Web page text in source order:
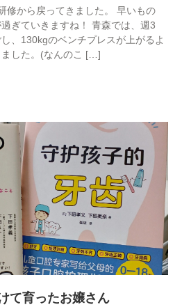
修から戻ってきました。 早いもの
ぎていきますね！ 青森では、週3
、130kgのベンチプレスが上がるよ
ました。(なんのこ […]
て育ったお嬢さん